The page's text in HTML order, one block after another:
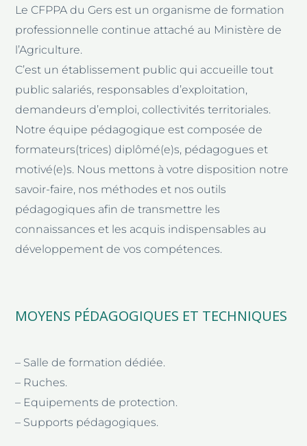
Le CFPPA du Gers est un organisme de formation
professionnelle continue attaché au Ministère de
l’Agriculture.
C’est un établissement public qui accueille tout
public salariés, responsables d’exploitation,
demandeurs d’emploi, collectivités territoriales.
Notre équipe pédagogique est composée de
formateurs(trices) diplômé(e)s, pédagogues et
motivé(e)s. Nous mettons à votre disposition notre
savoir-faire, nos méthodes et nos outils
pédagogiques afin de transmettre les
connaissances et les acquis indispensables au
développement de vos compétences.
MOYENS PÉDAGOGIQUES ET TECHNIQUES
– Salle de formation dédiée.
– Ruches.
– Equipements de protection.
– Supports pédagogiques.